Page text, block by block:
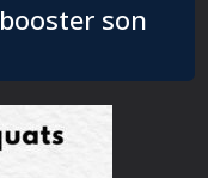
son